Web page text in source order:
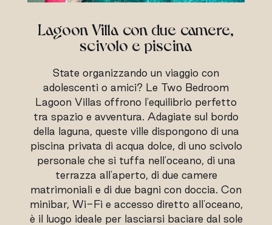
Lagoon Villa con due camere,
scivolo e piscina
State organizzando un viaggio con
adolescenti o amici? Le Two Bedroom
Lagoon Villas offrono l'equilibrio perfetto
tra spazio e avventura. Adagiate sul bordo
della laguna, queste ville dispongono di una
piscina privata di acqua dolce, di uno scivolo
personale che si tuffa nell'oceano, di una
terrazza all'aperto, di due camere
matrimoniali e di due bagni con doccia. Con
minibar, Wi-Fi e accesso diretto all'oceano,
è il luogo ideale per lasciarsi baciare dal sole